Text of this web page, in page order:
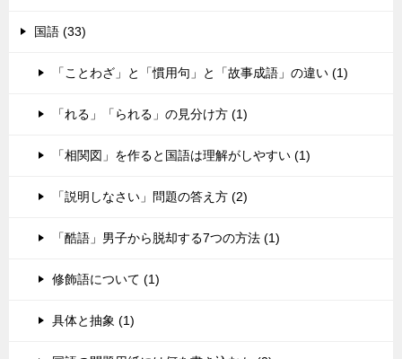
国語 (33)
「ことわざ」と「慣用句」と「故事成語」の違い (1)
「れる」「られる」の見分け方 (1)
「相関図」を作ると国語は理解がしやすい (1)
「説明しなさい」問題の答え方 (2)
「酷語」男子から脱却する7つの方法 (1)
修飾語について (1)
具体と抽象 (1)